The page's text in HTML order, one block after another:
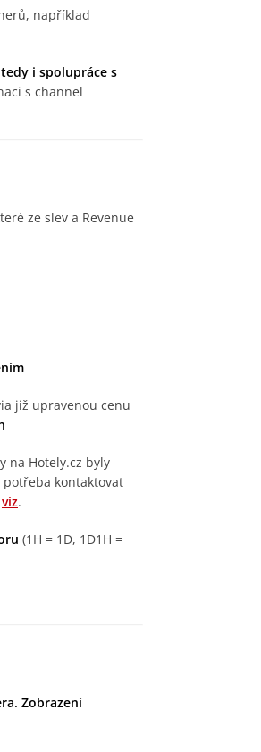
například
i spolupráce s
s channel
ze slev a Revenue
již upravenou cenu
na Hotely.cz byly
kontaktovat
viz.
(1H = 1D, 1D1H =
Zobrazení